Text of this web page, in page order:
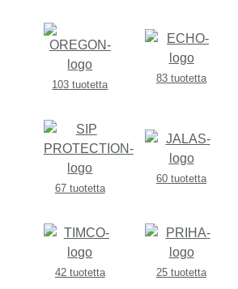
103 tuotetta
83 tuotetta
67 tuotetta
60 tuotetta
42 tuotetta 25 tuotetta